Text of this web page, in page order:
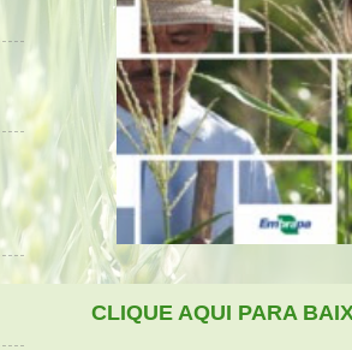
CLIQUE AQUI PARA